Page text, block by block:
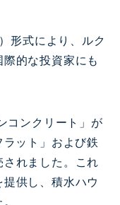
形式により、ルク
的な投資家にも
コンクリート」が
ット」および鉄
れました。これ
供し、積水ハウ